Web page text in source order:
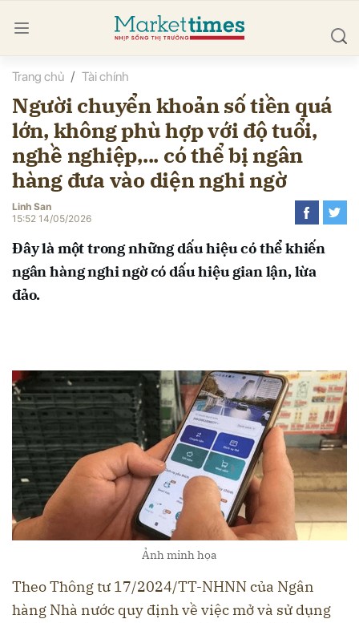
Trang chủ Tài chính
Người chuyển khoản số tiền quá
lớn, không phù hợp với độ tuổi,
nghề nghiệp,... có thể bị ngân
hàng đưa vào diện nghi ngờ
Linh San
15:52 14/05/2026
Đây là một trong những dấu hiệu có thể khiến
ngân hàng nghi ngờ có dấu hiệu gian lận, lừa
đảo.
Ảnh minh họa
Theo Thông tư 17/2024/TT-NHNN của Ngân
hàng Nhà nước quy định về việc mở và sử dụng
luận
Hủy